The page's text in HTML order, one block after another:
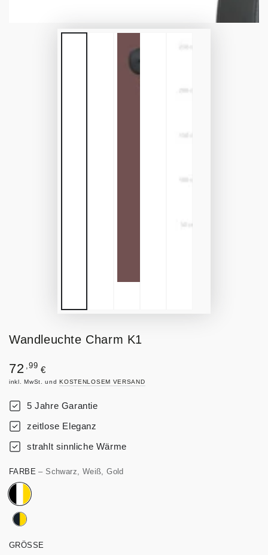
Wandleuchte Charm K1
Regulärer
Preis
72 ,99 €
inkl. MwSt. undKOSTENLOSEM VERSAND
5 Jahre Garantie
zeitlose Eleganz
strahlt sinnliche Wärme
FARBE– Schwarz, Weiß, Gold
GRÖSSE